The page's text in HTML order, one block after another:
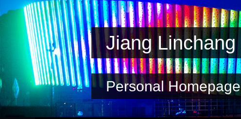
Jiang Linchang
Personal Homepage